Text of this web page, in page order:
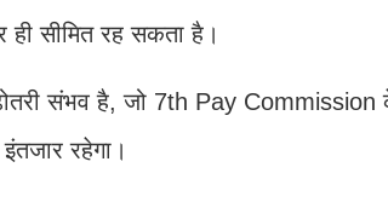
सीमित रह सकता है।
संभव है, जो 7th Pay Commission के
रहेगा।